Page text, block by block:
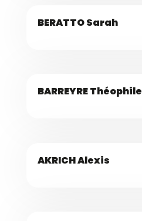
BERATTO Sarah
BARREYRE Théophile
AKRICH Alexis